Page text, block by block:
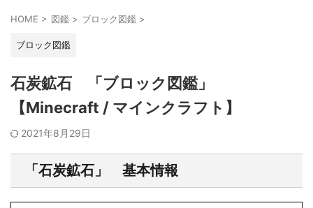
HOME > 図鑑 > ブロック図鑑 >
ブロック図鑑
石炭鉱石 「ブロック図鑑」
【Minecraft / マインクラフト】
2021年8月29日
「石炭鉱石」 基本情報